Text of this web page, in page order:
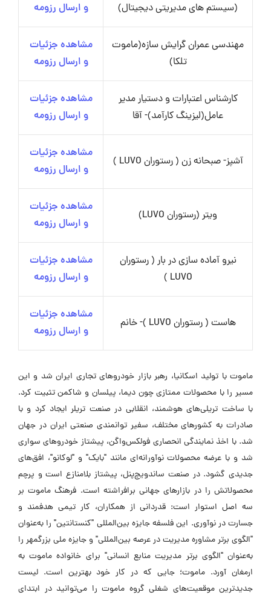
(سیستم های مدیریتی دیجیتال)
و ارسال رزومه
مهندسی عمران گرایش سازه(ماموت
تلکا)
مشاهده جزئیات
و ارسال رزومه
کارشناس اعتبارات و دستیار مدیر
عامل(لیزینگ کارآمد)- آقا
مشاهده جزئیات
و ارسال رزومه
آشپز- صبحانه زن ( رستوران LUVO )
مشاهده جزئیات
و ارسال رزومه
ویتر (رستوران LUVO)
مشاهده جزئیات
و ارسال رزومه
نیرو آماده سازی در بار ( رستوران
LUVO )
مشاهده جزئیات
و ارسال رزومه
هاست ( رستوران LUVO )- خانم
مشاهده جزئیات
و ارسال رزومه
ماموت با تولید اسکانیا، رهبر بازار خودروهای تجاری ایران شد و این
مسیر را با محصولات ممتازی چون دیما، پیلسان و شاکمن تثبیت کرد.
با ساخت تریلی‌های هوشمند، انقلابی در صنعت تریلر ایجاد کرد و با
صادرات به کشورهای مختلف، سفیر توانمندی صنعتی ایران در جهان
شد. با اخذ نمایندگی انحصاری فولکس‌واگن، پیشتاز خودروهای سواری
شد و با عرضه محصولات نوآورانه‌ای مانند "بایک" و "لوکانو"، افق‌های
جدیدی گشود. در صنعت ساندویچ‌پنل، پیشتاز بلامنازع است و پرچم
محصولاتش را در بازارهای جهانی برافراشته است. فرهنگ ماموت بر
سه اصل استوار است: قدردانی از همکاران، کار تیمی هدفمند و
جسارت در نوآوری. این فلسفه جایزه بین‌المللی "کنستانتین" را به‌عنوان
"الگوی برتر مشاوره مدیریت در عرصه بین‌المللی" و جایزه ملی بزرگمهر را
به‌عنوان "الگوی برتر مدیریت منابع انسانی" برای خانواده ماموت به
ارمغان آورد. ماموت؛ جایی که در کار خود بهترین است. لیست
جدیدترین موقعیت‌های شغلی گروه ماموت را می‌توانید در ابتدای